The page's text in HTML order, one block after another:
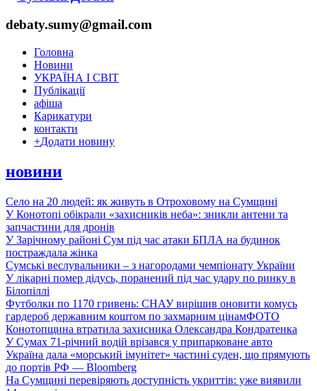
debaty.sumy@gmail.com
Головна
Новини
УКРАЇНА І СВІТ
Публікації
афіша
Карикатури
контакти
+Додати новину
новини
Село на 20 людей: як живуть в Отроховому на Сумщині
У Конотопі обікрали «захисників неба»: зникли антени та
запчастини для дронів
У Зарічному районі Сум під час атаки БПЛА на будинок
постраждала жінка
Сумські веслувальники – з нагородами чемпіонату України
У лікарні помер дідусь, поранений під час удару по ринку в
Білопіллі
Футболки по 1170 гривень: СНАУ вирішив оновити комусь
гардероб державним коштом по захмарним цінамФОТО
Конотопщина втратила захисника Олександра Кондратенка
У Сумах 71-річний водій врізався у припарковане авто
Україна дала «морський імунітет» частині суден, що прямують
до портів РФ — Bloomberg
На Сумщині перевіряють доступність укриттів: уже виявили